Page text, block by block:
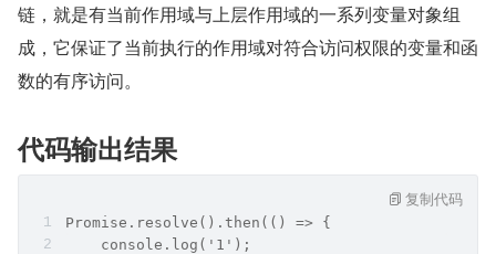
链，就是有当前作用域与上层作用域的一系列变量对象组
成，它保证了当前执行的作用域对符合访问权限的变量和函
数的有序访问。
代码输出结果
Promise.resolve().then(() => {
    console.log('1');
复制代码